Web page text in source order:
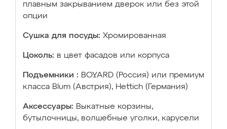
плавным закрыванием дверок или без этой
опции
Сушка для посуды: Хромированная
Цоколь: в цвет фасадов или корпуса
Подъемники : BOYARD (Россия) или премиум
класса Blum (Австрия), Hettich (Германия)
Аксессуары: Выкатные корзины,
бутылочницы, волшебные уголки, карусели